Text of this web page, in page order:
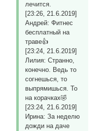
лечится.
[23:26, 21.6.2019]
Андрей: Фитнес
бесплатный на
траве👍
[23:24, 21.6.2019]
Лилия: Странно,
конечно. Ведь то
согнешься, то
выпрямишься. То
на корачках🤣
[23:24, 21.6.2019]
Ирина: За неделю
дожди на даче